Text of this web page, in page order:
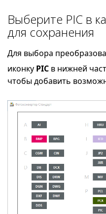
Выберите PIC в
для сохранения
Для выбора
иконку PIC в нижней
чтобы добавить